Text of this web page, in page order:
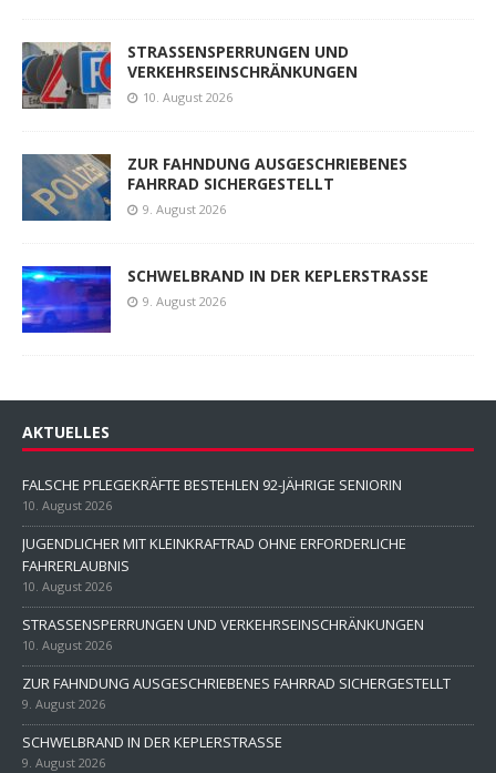
STRASSENSPERRUNGEN UND
VERKEHRSEINSCHRÄNKUNGEN
10. August 2026
ZUR FAHNDUNG AUSGESCHRIEBENES
FAHRRAD SICHERGESTELLT
9. August 2026
SCHWELBRAND IN DER KEPLERSTRASSE
9. August 2026
AKTUELLES
FALSCHE PFLEGEKRÄFTE BESTEHLEN 92-JÄHRIGE SENIORIN
10. August 2026
JUGENDLICHER MIT KLEINKRAFTRAD OHNE ERFORDERLICHE
FAHRERLAUBNIS
10. August 2026
STRASSENSPERRUNGEN UND VERKEHRSEINSCHRÄNKUNGEN
10. August 2026
ZUR FAHNDUNG AUSGESCHRIEBENES FAHRRAD SICHERGESTELLT
9. August 2026
SCHWELBRAND IN DER KEPLERSTRASSE
9. August 2026